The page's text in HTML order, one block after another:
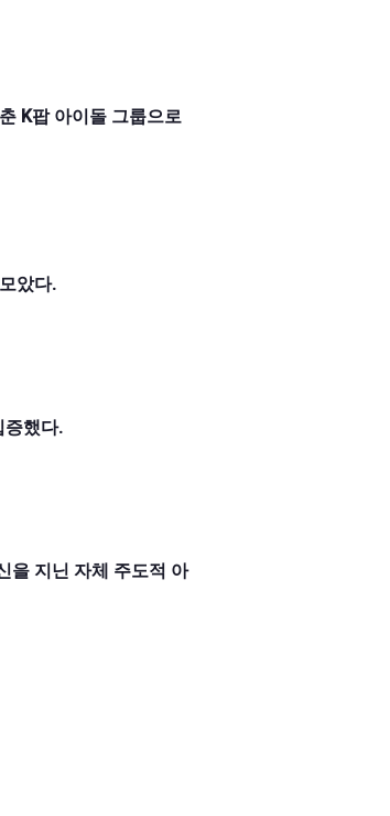
K팝 아이돌 그룹으로
았다.
증했다.
을 지닌 자체 주도적 아